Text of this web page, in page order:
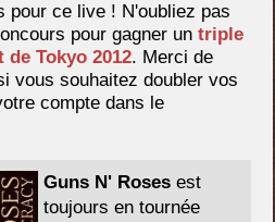
pour ce live ! N'oubliez pas
pour gagner un triple
Tokyo 2012. Merci de
vous souhaitez doubler vos
compte dans le
Guns N' Roses est
toujours en tournée